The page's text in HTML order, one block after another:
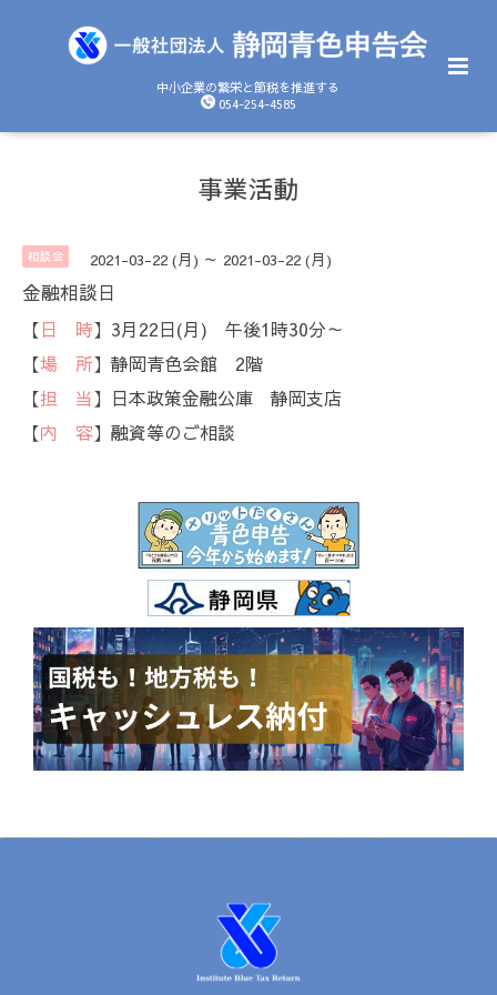
中小企業の繁栄と節税を推進する
054-254-4585
事業活動
相談会 2021-03-22 (月) ～ 2021-03-22 (月)
金融相談日
【日 時】3月22日(月) 午後1時30分～
【場 所】静岡青色会館 2階
【担 当】日本政策金融公庫 静岡支店
【内 容】融資等のご相談